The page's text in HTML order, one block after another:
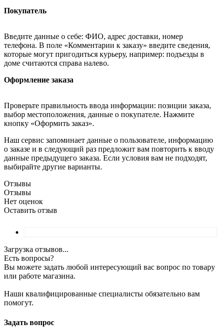
Покупатель
Введите данные о себе: ФИО, адрес доставки, номер
телефона. В поле «Комментарии к заказу» введите сведения,
которые могут пригодиться курьеру, например: подъезды в
доме считаются справа налево.
Оформление заказа
Проверьте правильность ввода информации: позиции заказа,
выбор местоположения, данные о покупателе. Нажмите
кнопку «Оформить заказ».
Наш сервис запоминает данные о пользователе, информацию
о заказе и в следующий раз предложит вам повторить к вводу
данные предыдущего заказа. Если условия вам не подходят,
выбирайте другие варианты.
Отзывы
Отзывы
Нет оценок
Оставить отзыв
Загрузка отзывов...
Есть вопросы?
Вы можете задать любой интересующий вас вопрос по товару
или работе магазина.
Наши квалифицированные специалисты обязательно вам
помогут.
Задать вопрос